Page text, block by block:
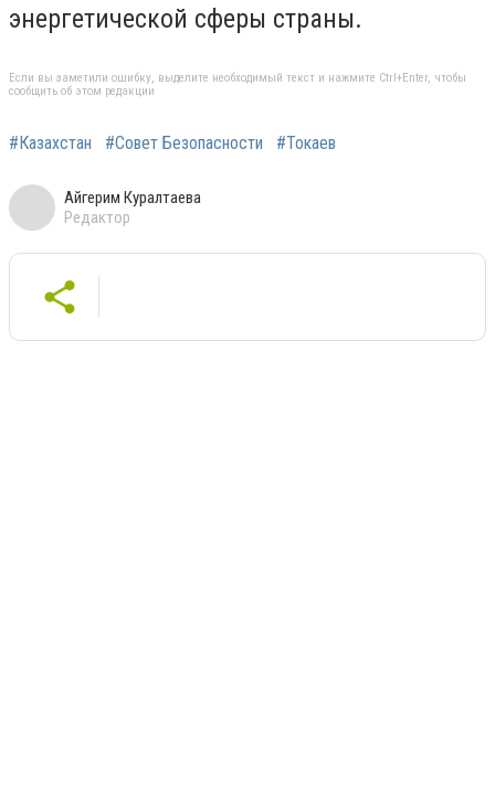
энергетической сферы страны.
Если вы заметили ошибку, выделите необходимый текст и нажмите Ctrl+Enter, чтобы
сообщить об этом редакции
#Казахстан #Совет Безопасности #Токаев
Айгерим Куралтаева
Редактор